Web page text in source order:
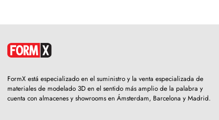
FormX está especializado en el suministro y la venta especializada de
materiales de modelado 3D en el sentido más amplio de la palabra y
cuenta con almacenes y showrooms en Ámsterdam, Barcelona y Madrid.